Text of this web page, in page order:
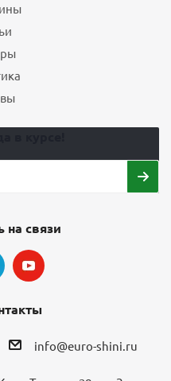
на связи
info@euro-shini.ru